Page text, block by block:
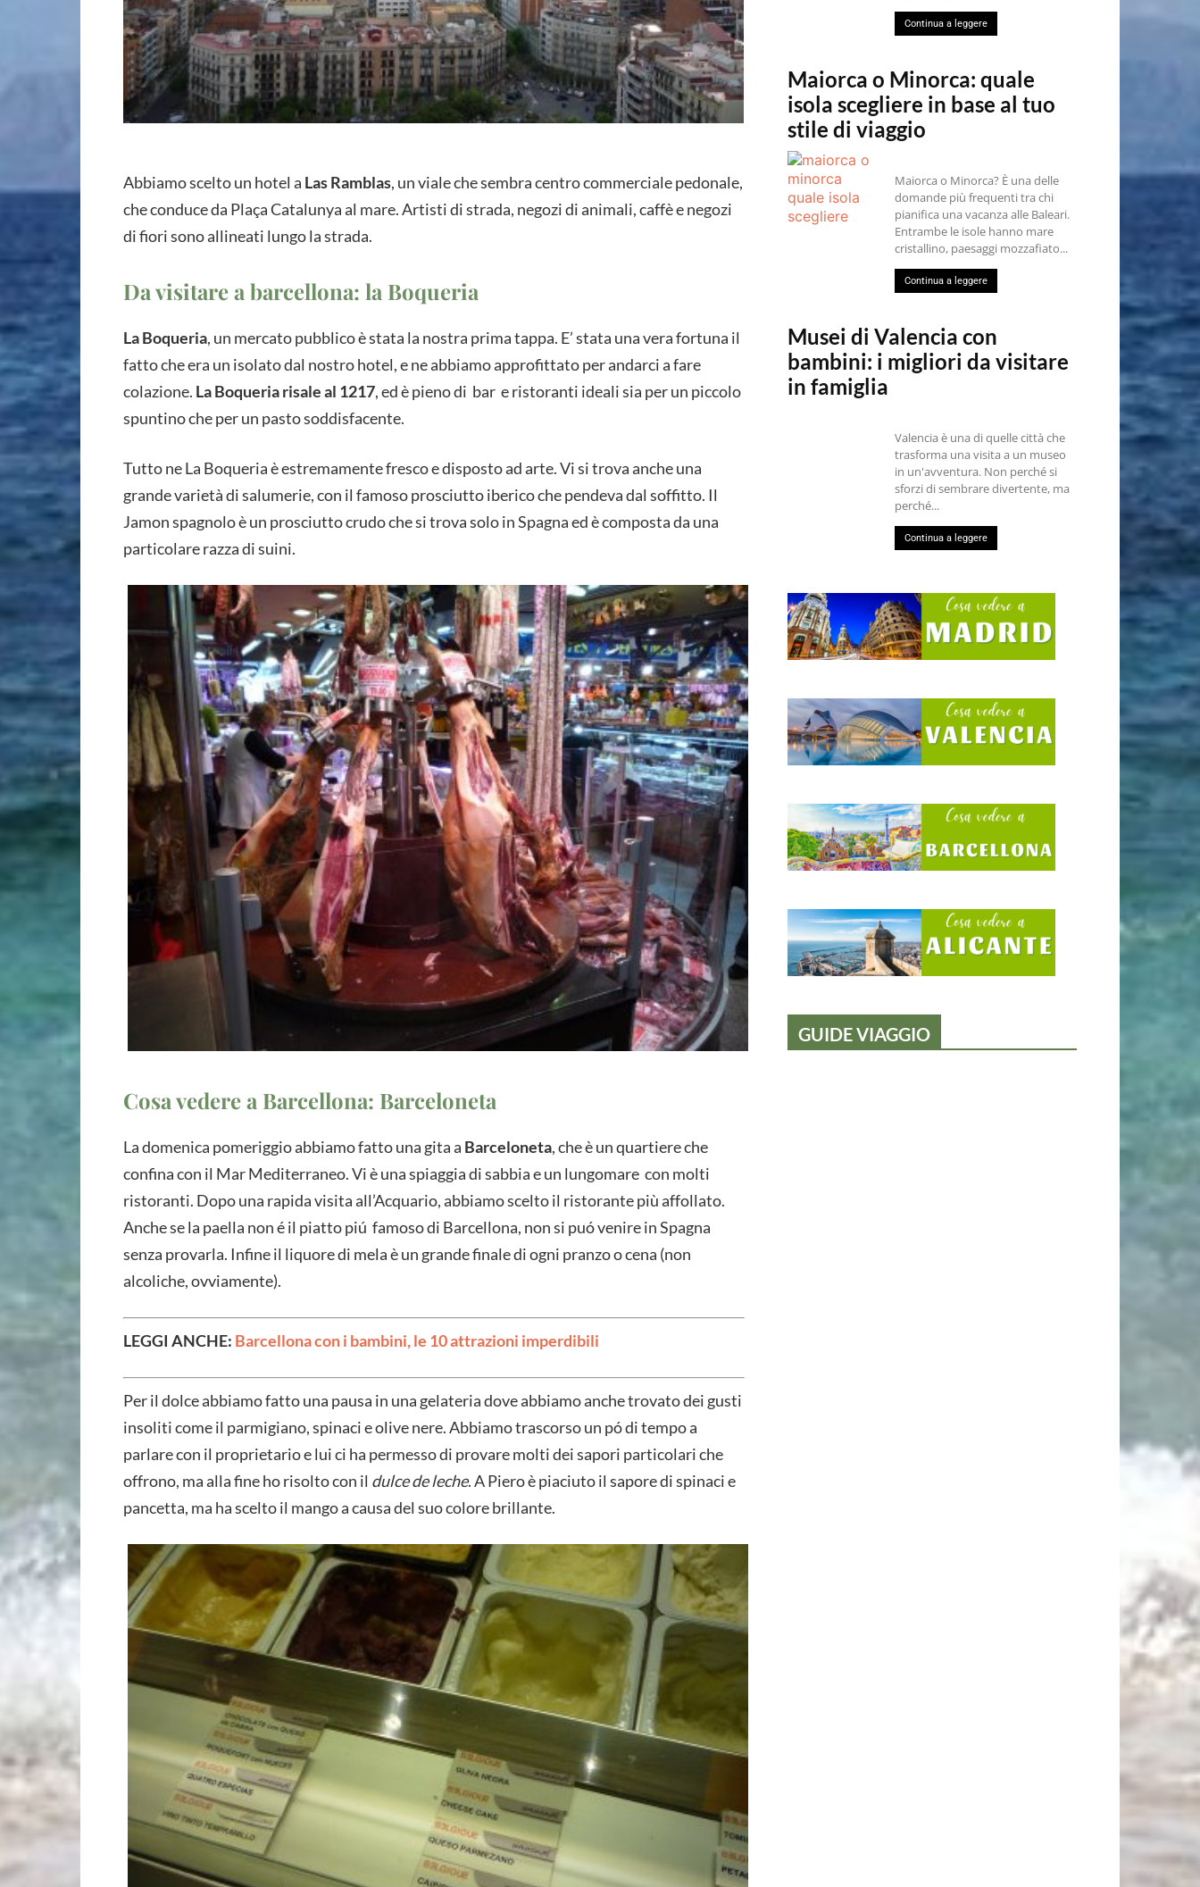
Abbiamo scelto un hotel a Las Ramblas, un viale che sembra centro commerciale pedonale,
che conduce da Plaça Catalunya al mare. Artisti di strada, negozi di animali, caffè e negozi
di fiori sono allineati lungo la strada.
Da visitare a barcellona: la Boqueria
La Boqueria, un mercato pubblico è stata la nostra prima tappa. E’ stata una vera fortuna il
fatto che era un isolato dal nostro hotel, e ne abbiamo approfittato per andarci a fare
colazione. La Boqueria risale al 1217, ed è pieno di bar e ristoranti ideali sia per un piccolo
spuntino che per un pasto soddisfacente.
Tutto ne La Boqueria è estremamente fresco e disposto ad arte. Vi si trova anche una
grande varietà di salumerie, con il famoso prosciutto iberico che pendeva dal soffitto. Il
Jamon spagnolo è un prosciutto crudo che si trova solo in Spagna ed è composta da una
particolare razza di suini.
Cosa vedere a Barcellona: Barceloneta
La domenica pomeriggio abbiamo fatto una gita a Barceloneta, che è un quartiere che
confina con il Mar Mediterraneo. Vi è una spiaggia di sabbia e un lungomare con molti
ristoranti. Dopo una rapida visita all’Acquario, abbiamo scelto il ristorante più affollato.
Anche se la paella non é il piatto piú famoso di Barcellona, non si puó venire in Spagna
senza provarla. Infine il liquore di mela è un grande finale di ogni pranzo o cena (non
alcoliche, ovviamente).
LEGGI ANCHE: Barcellona con i bambini, le 10 attrazioni imperdibili
Per il dolce abbiamo fatto una pausa in una gelateria dove abbiamo anche trovato dei gusti
insoliti come il parmigiano, spinaci e olive nere. Abbiamo trascorso un pó di tempo a
parlare con il proprietario e lui ci ha permesso di provare molti dei sapori particolari che
offrono, ma alla fine ho risolto con il dulce de leche. A Piero è piaciuto il sapore di spinaci e
pancetta, ma ha scelto il mango a causa del suo colore brillante.
Continua a leggere
Maiorca o Minorca: quale
isola scegliere in base al tuo
stile di viaggio
Maiorca o Minorca? È una delle
domande più frequenti tra chi
pianifica una vacanza alle Baleari.
Entrambe le isole hanno mare
cristallino, paesaggi mozzafiato...
Continua a leggere
Musei di Valencia con
bambini: i migliori da visitare
in famiglia
Valencia è una di quelle città che
trasforma una visita a un museo
in un'avventura. Non perché si
sforzi di sembrare divertente, ma
perché...
Continua a leggere
GUIDE VIAGGIO